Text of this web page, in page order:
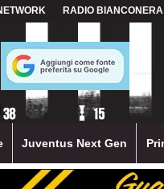
RADIO BIANCONERA
Juventus Next Gen